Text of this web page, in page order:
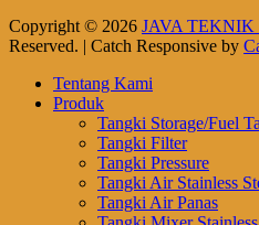
Copyright © 2026 JAVA
Reserved. | Catch Responsive by
Tentang Kami
Produk
Tangki Storage/Fuel
Tangki Filter
Tangki Pressure
Tangki Air Stainless
Tangki Air Panas